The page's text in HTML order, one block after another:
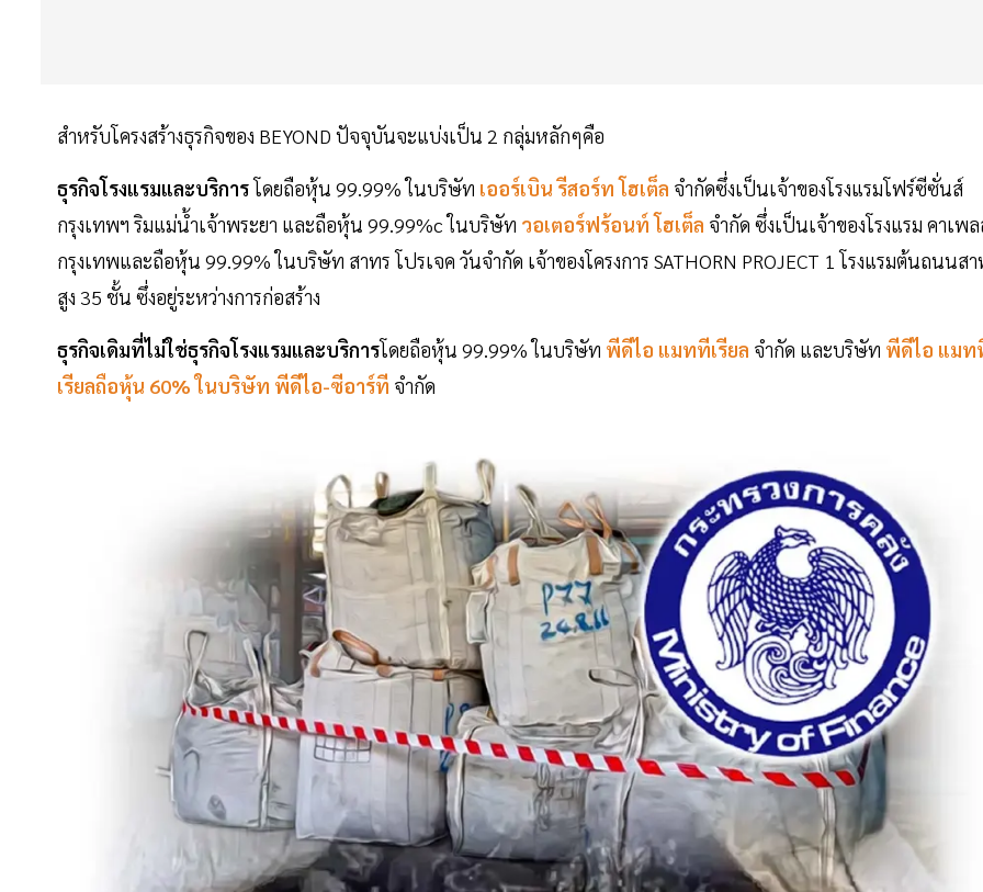
สำหรับโครงสร้างธุรกิจของ BEYOND ปัจจุบันจะแบ่งเป็น 2 กลุ่มหลักๆคือ
ธุรกิจโรงแรมและบริการโดยถือหุ้น 99.99% ในบริษัท เออร์เบิน รีสอร์ท โฮเต็ล จำกัดซึ่งเป็นเจ้าของโรงแรมโฟร์ซีซั่นส์
กรุงเทพฯ ริมแม่น้ำเจ้าพระยา และถือหุ้น 99.99%c ในบริษัท วอเตอร์ฟร้อนท์ โฮเต็ล จำกัด ซึ่งเป็นเจ้าของโรงแรม คาเพล
กรุงเทพและถือหุ้น 99.99% ในบริษัท สาทร โปรเจค วันจำกัด เจ้าของโครงการ SATHORN PROJECT 1 โรงแรมต้นถนนสา
สูง 35 ชั้น ซึ่งอยู่ระหว่างการก่อสร้าง
ธุรกิจเดิมที่ไม่ใช่ธุรกิจโรงแรมและบริการโดยถือหุ้น 99.99% ในบริษัท พีดีไอ แมททีเรียล จำกัด และบริษัท พีดีไอ แมท
เรียลถือหุ้น 60% ในบริษัท พีดีไอ-ซีอาร์ที จำกัด